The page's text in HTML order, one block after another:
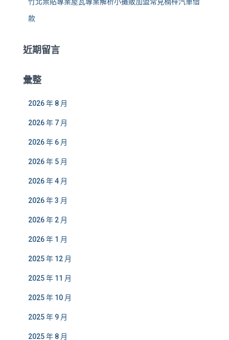
款
近期留言
彙整
2026 年 8 月
2026 年 7 月
2026 年 6 月
2026 年 5 月
2026 年 4 月
2026 年 3 月
2026 年 2 月
2026 年 1 月
2025 年 12 月
2025 年 11 月
2025 年 10 月
2025 年 9 月
2025 年 8 月